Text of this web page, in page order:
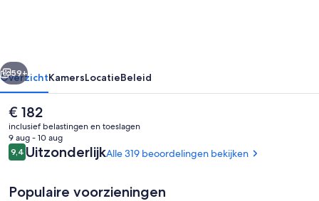
Volgende
59+
OverzichtKamersLocatieBeleid
De
huidige
prijs
is
€ 182
€ 182
inclusief belastingen en toeslagen
9 aug - 10 aug
Beoordelingen
9,49,4 op 10 –
UitzonderlijkAlle 319 beoordelingen bekijken
Populaire voorzieningen